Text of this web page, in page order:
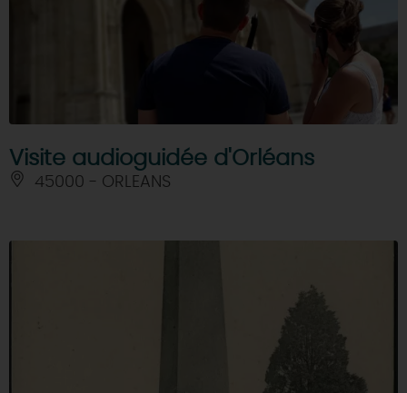
Visite audioguidée d'Orléans
45000 - ORLEANS